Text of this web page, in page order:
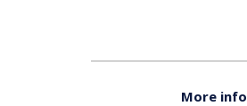
More info